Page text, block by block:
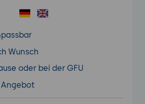
Wunsch
oder bei der GFU
Angebot